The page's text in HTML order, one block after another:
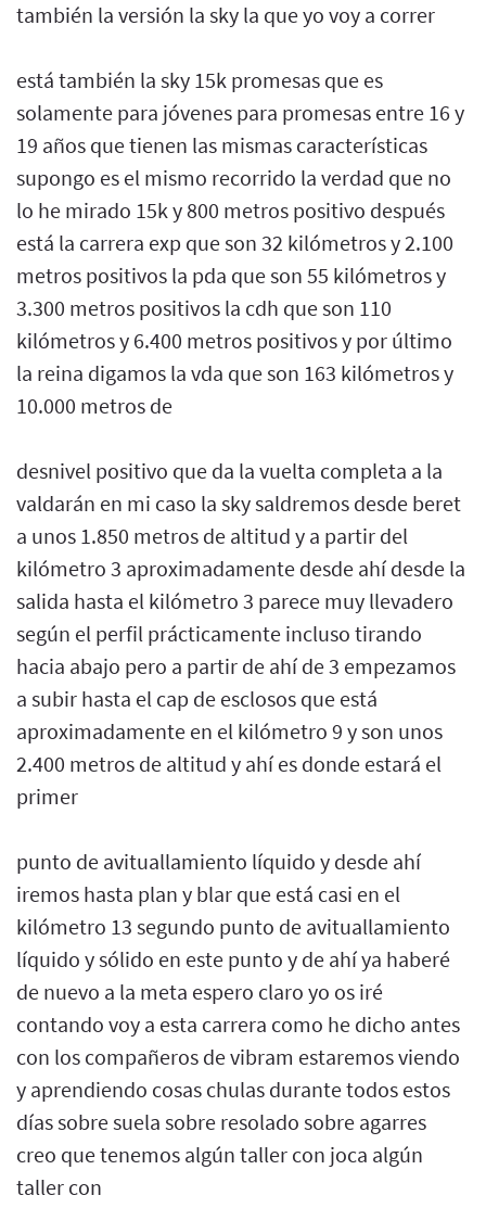
también la versión la sky la que yo voy a correr
está también la sky 15k promesas que es
solamente para jóvenes para promesas entre 16 y
19 años que tienen las mismas características
supongo es el mismo recorrido la verdad que no
lo he mirado 15k y 800 metros positivo después
está la carrera exp que son 32 kilómetros y 2.100
metros positivos la pda que son 55 kilómetros y
3.300 metros positivos la cdh que son 110
kilómetros y 6.400 metros positivos y por último
la reina digamos la vda que son 163 kilómetros y
10.000 metros de
desnivel positivo que da la vuelta completa a la
valdarán en mi caso la sky saldremos desde beret
a unos 1.850 metros de altitud y a partir del
kilómetro 3 aproximadamente desde ahí desde la
salida hasta el kilómetro 3 parece muy llevadero
según el perfil prácticamente incluso tirando
hacia abajo pero a partir de ahí de 3 empezamos
a subir hasta el cap de esclosos que está
aproximadamente en el kilómetro 9 y son unos
2.400 metros de altitud y ahí es donde estará el
primer
punto de avituallamiento líquido y desde ahí
iremos hasta plan y blar que está casi en el
kilómetro 13 segundo punto de avituallamiento
líquido y sólido en este punto y de ahí ya haberé
de nuevo a la meta espero claro yo os iré
contando voy a esta carrera como he dicho antes
con los compañeros de vibram estaremos viendo
y aprendiendo cosas chulas durante todos estos
días sobre suela sobre resolado sobre agarres
creo que tenemos algún taller con joca algún
taller con